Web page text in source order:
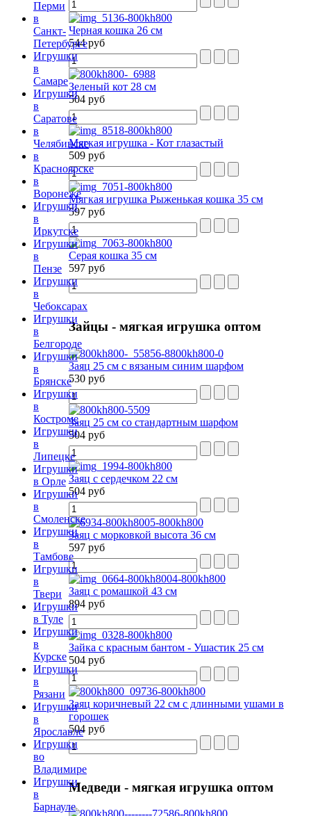
Черная кошка 26 см
544 руб
Зеленый кот 28 см
504 руб
Мягкая игрушка - Кот глазастый
509 руб
Мягкая игрушка Рыженькая кошка 35 см
597 руб
Серая кошка 35 см
597 руб
Зайцы- мягкая игрушка оптом
Заяц 25 см с вязаным синим шарфом
530 руб
Заяц 25 см со стандартным шарфом
504 руб
Заяц с сердечком 22 см
504 руб
Заяц с морковкой высота 36 см
597 руб
Заяц с ромашкой 43 см
894 руб
Зайка с красным бантом - Ушастик 25 см
504 руб
Заяц коричневый 22 см с длинными ушами в
горошек
504 руб
Медведи- мягкая игрушка оптом
Перми
в
Санкт-
Петербурге
Игрушки
в
Самаре
Игрушки
в
Саратове
в
Челябинске
в
Красноярске
в
Воронеже
Игрушки
в
Иркутске
Игрушки
в
Пензе
Игрушки
в
Чебоксарах
Игрушки
в
Белгороде
Игрушки
в
Брянске
Игрушки
в
Костроме
Игрушки
в
Липецке
Игрушки
в Орле
Игрушки
в
Смоленске
Игрушки
в
Тамбове
Игрушки
в
Твери
Игрушки
в Туле
Игрушки
в
Курске
Игрушки
в
Рязани
Игрушки
в
Ярославле
Игрушки
во
Владимире
Игрушки
в
Барнауле